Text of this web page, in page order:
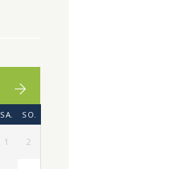
SA. SO.
1 2